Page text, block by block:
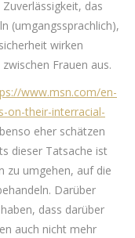
das
(umgangssprachlich),
wirken
Frauen aus.
www.msn.com/en-
on-their-interracial-
eher schätzen
dieser Tatsache ist
zu umgehen, auf die
Darüber
dass darüber
auch nicht mehr